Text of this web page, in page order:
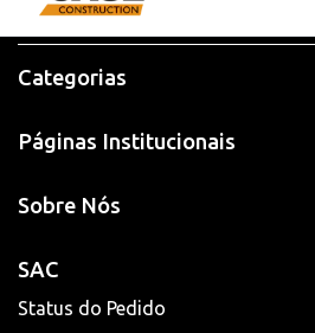
Categorias
Páginas Institucionais
Sobre Nós
SAC
Status do Pedido